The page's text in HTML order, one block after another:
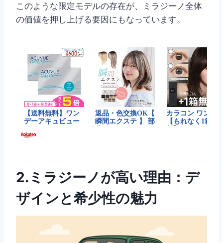
このような限定モデルの存在が、ミラジーノ全体
の価値を押し上げる要因にもなっています。
2.ミラジーノが高い理由：デ
ザインと希少性の魅力